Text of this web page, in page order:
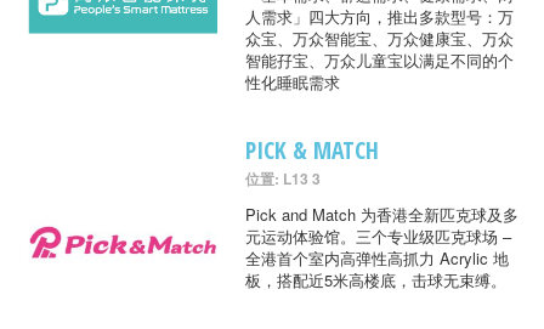
人需求」四大方向，推出多款型号：万
众宝、万众智能宝、万众健康宝、万众
智能孖宝、万众儿童宝以满足不同的个
性化睡眠需求
PICK & MATCH
位置: L13 3
Pick and Match 为香港全新匹克球及多
元运动体验馆。三个专业级匹克球场 –
全港首个室内高弹性高抓力 Acrylic 地
板，搭配近5米高楼底，击球无束缚。